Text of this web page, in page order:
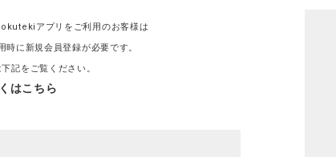
アプリをご利用のお客様は
時に新規会員登録が必要です。
記をご覧ください。
はこちら